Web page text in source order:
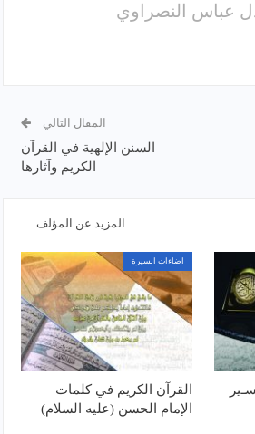
عباس النصراوي
المقال التالي
السنن الإلهية في القرآن
الكريم وآثارها
المزيد عن المؤلف
اضاءات السيرة
القرآن الكريم في كلمات
الإمام الحسن (عليه السلام)